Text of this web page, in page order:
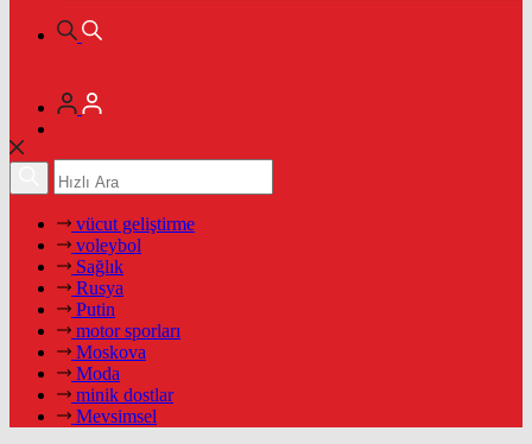
vücut geliştirme
voleybol
Sağlık
Rusya
Putin
motor sporları
Moskova
Moda
minik dostlar
Mevsimsel